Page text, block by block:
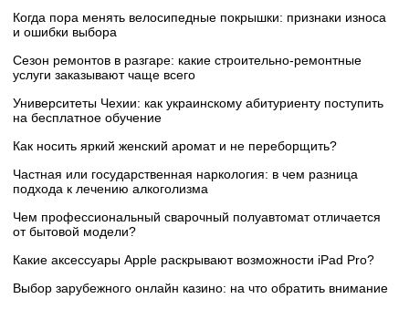
Когда пора менять велосипедные покрышки: признаки износа
и ошибки выбора
Сезон ремонтов в разгаре: какие строительно-ремонтные
услуги заказывают чаще всего
Университеты Чехии: как украинскому абитуриенту поступить
на бесплатное обучение
Как носить яркий женский аромат и не переборщить?
Частная или государственная наркология: в чем разница
подхода к лечению алкоголизма
Чем профессиональный сварочный полуавтомат отличается
от бытовой модели?
Какие аксессуары Apple раскрывают возможности iPad Pro?
Выбор зарубежного онлайн казино: на что обратить внимание